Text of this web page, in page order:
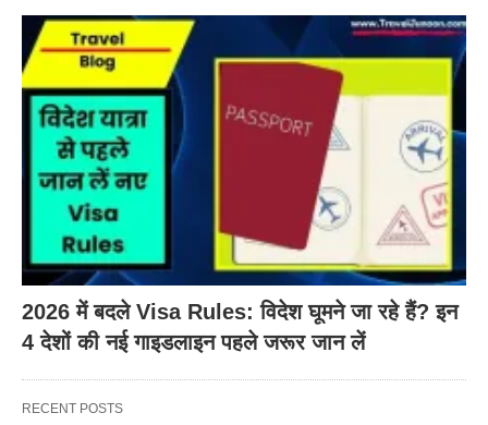
2026 में बदले Visa Rules: विदेश घूमने जा रहे हैं? इन
4 देशों की नई गाइडलाइन पहले जरूर जान लें
RECENT POSTS